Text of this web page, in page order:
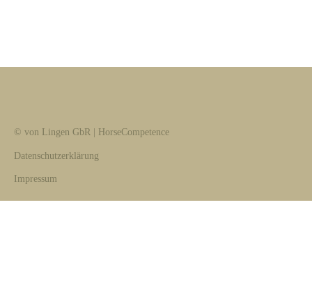
© von Lingen GbR | HorseCompetence
Datenschutzerklärung
Impressum